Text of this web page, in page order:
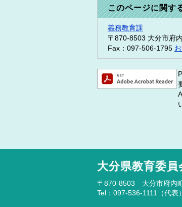
このページに関す
義務教育課
〒870-8503 大分市府
Fax：097-506-1795
大分県教育委員
〒870-8503 大分市府内
Tel：097-536-1111（代表）